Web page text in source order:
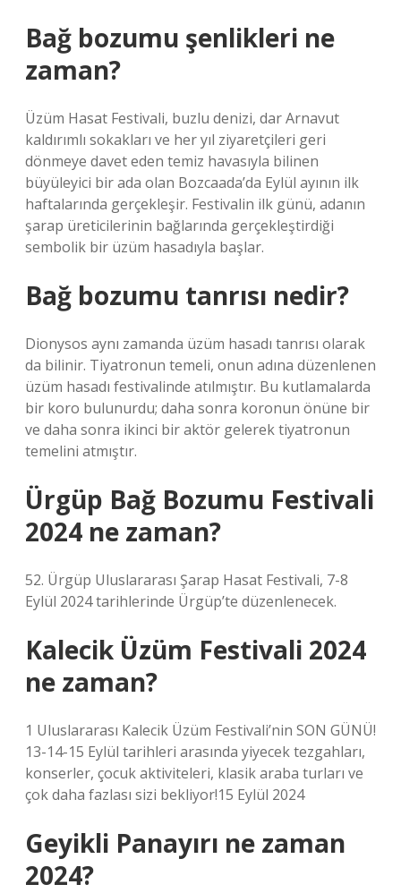
Bağ bozumu şenlikleri ne
zaman?
Üzüm Hasat Festivali, buzlu denizi, dar Arnavut
kaldırımlı sokakları ve her yıl ziyaretçileri geri
dönmeye davet eden temiz havasıyla bilinen
büyüleyici bir ada olan Bozcaada’da Eylül ayının ilk
haftalarında gerçekleşir. Festivalin ilk günü, adanın
şarap üreticilerinin bağlarında gerçekleştirdiği
sembolik bir üzüm hasadıyla başlar.
Bağ bozumu tanrısı nedir?
Dionysos aynı zamanda üzüm hasadı tanrısı olarak
da bilinir. Tiyatronun temeli, onun adına düzenlenen
üzüm hasadı festivalinde atılmıştır. Bu kutlamalarda
bir koro bulunurdu; daha sonra koronun önüne bir
ve daha sonra ikinci bir aktör gelerek tiyatronun
temelini atmıştır.
Ürgüp Bağ Bozumu Festivali
2024 ne zaman?
52. Ürgüp Uluslararası Şarap Hasat Festivali, 7-8
Eylül 2024 tarihlerinde Ürgüp’te düzenlenecek.
Kalecik Üzüm Festivali 2024
ne zaman?
1 Uluslararası Kalecik Üzüm Festivali’nin SON GÜNÜ!
13-14-15 Eylül tarihleri ​​arasında yiyecek tezgahları,
konserler, çocuk aktiviteleri, klasik araba turları ve
çok daha fazlası sizi bekliyor!15 Eylül 2024
Geyikli Panayırı ne zaman
2024?